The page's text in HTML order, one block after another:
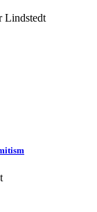
Lindstedt